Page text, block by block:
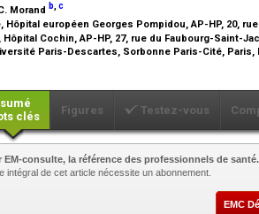
Morand b,c
européen Georges Pompidou, AP-HP, 20,
Cochin, AP-HP, 27, rue du Faubourg-Saint-
Paris-Descartes, Sorbonne Paris-Cité, Paris,
clés
Figures Testez-vous
EM-consulte, la référence des professionnels de santé.
intégral de cet article nécessite un abonnement.
EMC